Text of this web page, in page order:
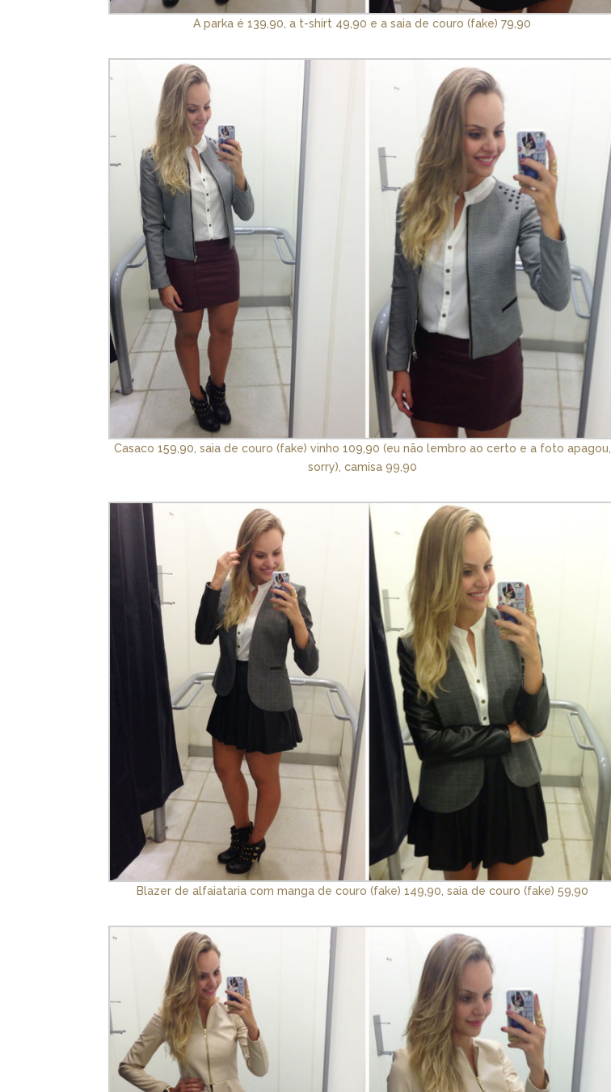
A parka é 139,90, a t-shirt 49,90 e a saia de couro (fake) 79,90
Casaco 159,90, saia de couro (fake) vinho 109,90 (eu não lembro ao certo e a foto apagou,
sorry), camisa 99,90
Blazer de alfaiataria com manga de couro (fake) 149,90, saia de couro (fake) 59,90